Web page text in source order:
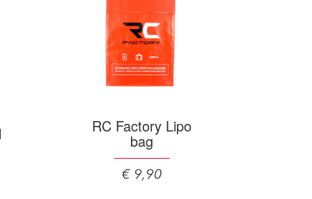
RC Factory Lipo
bag
€ 9,90